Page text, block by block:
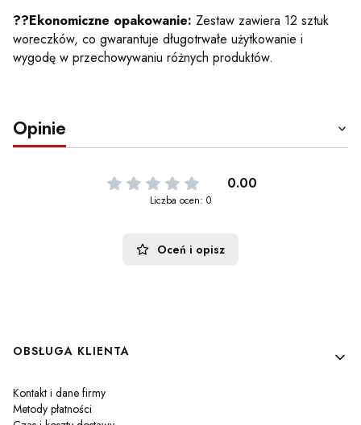
??Ekonomiczne opakowanie: Zestaw zawiera 12 sztuk
woreczków, co gwarantuje długotrwałe użytkowanie i
wygodę w przechowywaniu różnych produktów.
Opinie
0.00
Liczba ocen: 0
Oceń i opisz
Linki w stopce
OBSŁUGA KLIENTA
Kontakt i dane firmy
Metody płatności